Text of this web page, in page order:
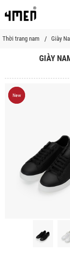
Thời trang nam Giày
GIÀY
New
New